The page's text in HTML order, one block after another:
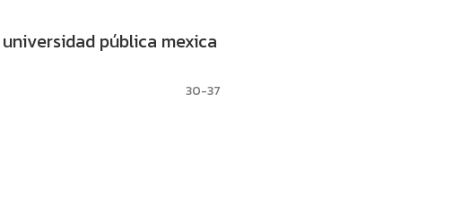
pública mexica
30-37